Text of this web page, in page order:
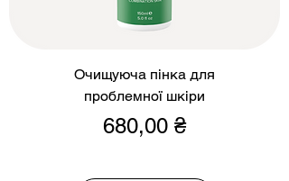
Очищуюча пінка для
проблемної шкіри
Ціна
680,00 ₴